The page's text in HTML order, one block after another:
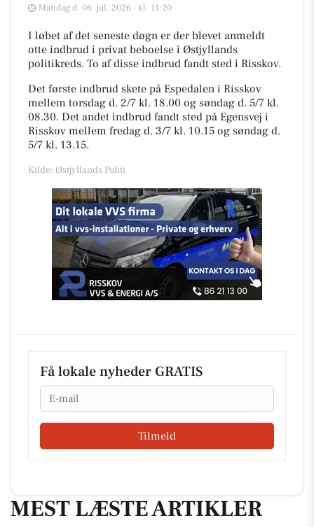
Mandag d. 06. jul. 2026 - kl. 11:20
I løbet af det seneste døgn er der blevet anmeldt
otte indbrud i privat beboelse i Østjyllands
politikreds. To af disse indbrud fandt sted i Risskov.
Det første indbrud skete på Espedalen i Risskov
mellem torsdag d. 2/7 kl. 18.00 og søndag d. 5/7 kl.
08.30. Det andet indbrud fandt sted på Egensvej i
Risskov mellem fredag d. 3/7 kl. 10.15 og søndag d.
5/7 kl. 13.15.
Kilde: Østjyllands Politi
Få lokale nyheder GRATIS
Email
Tilmeld
MEST LÆSTE ARTIKLER